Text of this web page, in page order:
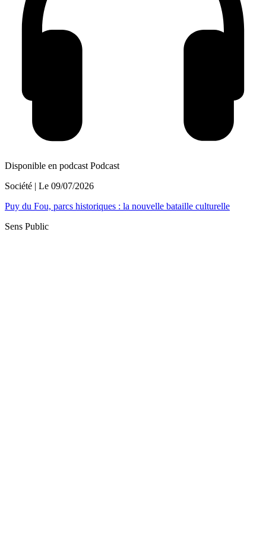
Disponible en podcast Podcast
Société | Le 09/07/2026
Puy du Fou, parcs historiques : la nouvelle bataille culturelle
Sens Public